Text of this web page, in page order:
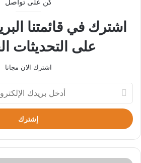
اشترك في قائمتنا
على التحديثات
اشترك الان مجانا
بريدك
الإلكتروني